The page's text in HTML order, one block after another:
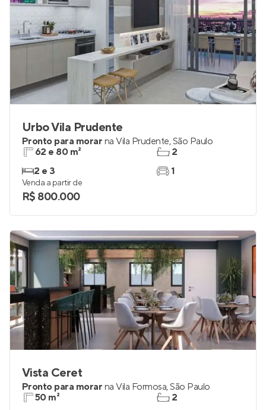
Urbo Vila Prudente
Pronto para morar na Vila Prudente,São Paulo
62 e 80 m²
2 e 3
2
1
Venda a partir de
R$ 800.000
Vista Ceret
Pronto para morar na Vila Formosa,São Paulo
50 m²
2